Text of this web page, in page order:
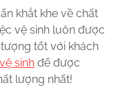
khắt khe về chất
vệ sinh luôn được
tốt với khách
sinh để được
lượng nhất!